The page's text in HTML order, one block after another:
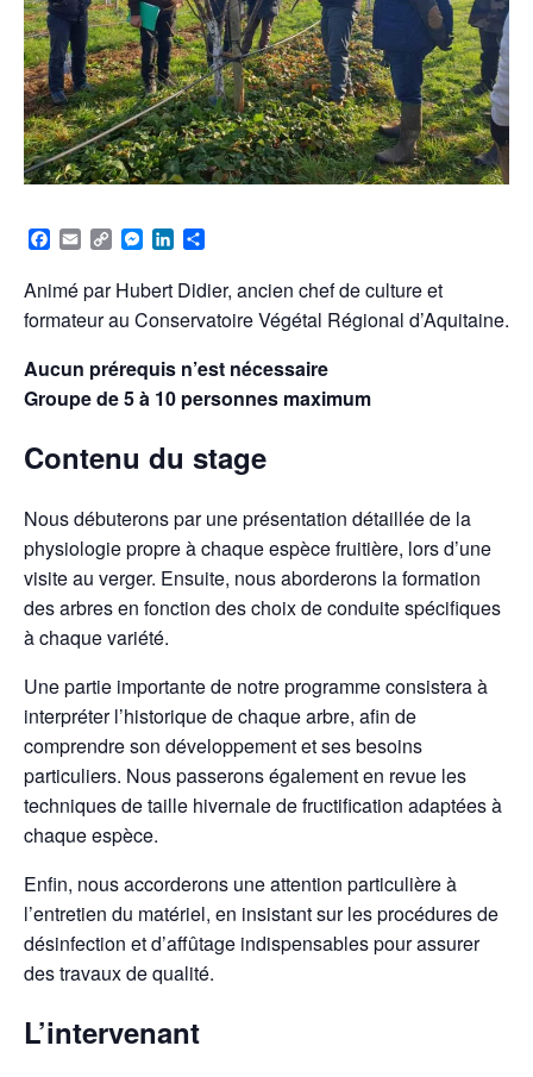
F
c
e
b
o
k
E
a
i
l
C
p
y
L
n
k
M
s
s
e
g
e
r
L
n
k
e
I
n
r
t
a
e
r
Animé par Hubert Didier, ancien chef de culture et
formateur au Conservatoire Végétal Régional d’Aquitaine.
Aucun prérequis n’est nécessaire
Groupe de 5 à 10 personnes maximum
Contenu du stage
Nous débuterons par une présentation détaillée de la
physiologie propre à chaque espèce fruitière, lors d’une
visite au verger. Ensuite, nous aborderons la formation
des arbres en fonction des choix de conduite spécifiques
à chaque variété.
Une partie importante de notre programme consistera à
interpréter l’historique de chaque arbre, afin de
comprendre son développement et ses besoins
particuliers. Nous passerons également en revue les
techniques de taille hivernale de fructification adaptées à
chaque espèce.
Enfin, nous accorderons une attention particulière à
l’entretien du matériel, en insistant sur les procédures de
désinfection et d’affûtage indispensables pour assurer
des travaux de qualité.
L’intervenant